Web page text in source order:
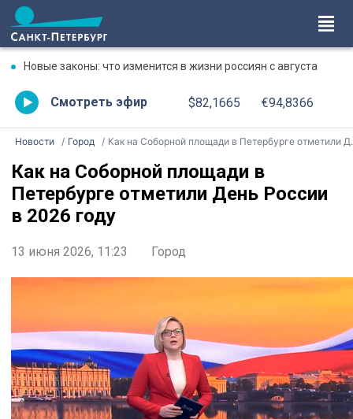
Новые законы: что изменится в жизни россиян с августа
Смотреть эфир $82,1665 €94,8366
Новости Город Как на Соборной площади в Петербурге отметили День России в 2026 году
Как на Соборной площади в
Петербурге отметили День России
в 2026 году
13 июня 2026, 11:23 Город